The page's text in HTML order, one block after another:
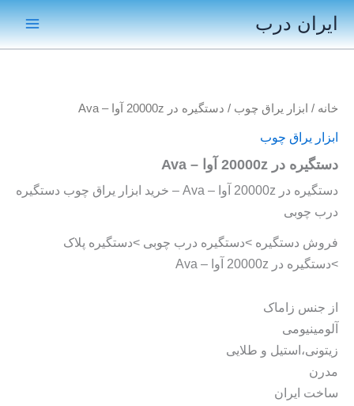
پرش
به
محتوا
ایران درب
Main
خانه / ابزار یراق چوب / دستگیره در 20000z آوا – Ava
ابزار یراق چوب
دستگیره در 20000z آوا – Ava
دستگیره در 20000z آوا – Ava – خرید ابزار یراق چوب دستگیره
درب چوبی
فروش دستگیره >دستگیره درب چوبی >دستگیره پلاک
>دستگیره در 20000z آوا – Ava
از جنس زاماک
آلومینیومی
زیتونی،استیل و طلایی
مدرن
ساخت ایران